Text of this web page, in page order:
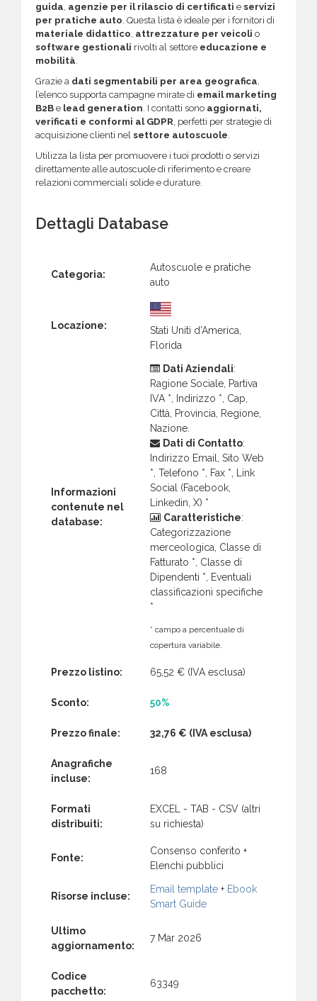
guida, agenzie per il rilascio di certificati e servizi
per pratiche auto. Questa lista è ideale per i fornitori di
materiale didattico, attrezzature per veicoli o
software gestionali rivolti al settore educazione e
mobilità.
Grazie a dati segmentabili per area geografica,
l’elenco supporta campagne mirate di email marketing
B2B e lead generation. I contatti sono aggiornati,
verificati e conformi al GDPR, perfetti per strategie di
acquisizione clienti nel settore autoscuole.
Utilizza la lista per promuovere i tuoi prodotti o servizi
direttamente alle autoscuole di riferimento e creare
relazioni commerciali solide e durature.
Dettagli Database
Categoria:
Autoscuole e pratiche
auto
Locazione:
Stati Uniti d’America,
Florida
Informazioni
contenute nel
database:
Dati Aziendali:
Ragione Sociale, Partiva
IVA *, Indirizzo *, Cap,
Città, Provincia, Regione,
Nazione.
Dati di Contatto:
Indirizzo Email, Sito Web
*, Telefono *, Fax *, Link
Social (Facebook,
Linkedin, X) *
Caratteristiche:
Categorizzazione
merceologica, Classe di
Fatturato *, Classe di
Dipendenti *, Eventuali
classificazioni specifiche
*
* campo a percentuale di
copertura variabile.
Prezzo listino: 65,52 € (IVA esclusa)
Sconto: 50%
Prezzo finale: 32,76 € (IVA esclusa)
Anagrafiche
incluse:
168
Formati
distribuiti:
EXCEL - TAB - CSV (altri
su richiesta)
Fonte:
Consenso conferito +
Elenchi pubblici
Risorse incluse:
Email template + Ebook
Smart Guide
Ultimo
aggiornamento:
7 Mar 2026
Codice
pacchetto:
63349